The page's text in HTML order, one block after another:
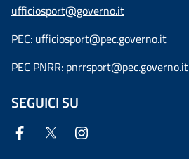
ufficiosport@governo.it
PEC: ufficiosport@pec.governo.it
PEC PNRR: pnrrsport@pec.governo.it
SEGUICI SU